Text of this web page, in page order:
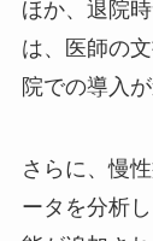
ほか、退院
は、医師の
院での導入
さらに、慢
ータを分析